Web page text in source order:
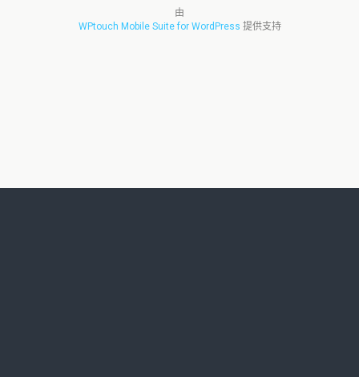
由
WPtouch Mobile Suite for WordPress 提供支持